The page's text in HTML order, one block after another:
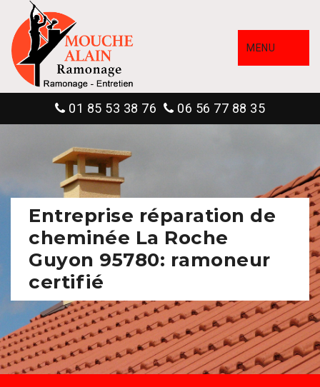
MENU
01 85 53 38 76 06 56 77 88 35
Entreprise réparation de
cheminée La Roche
Guyon 95780: ramoneur
certifié